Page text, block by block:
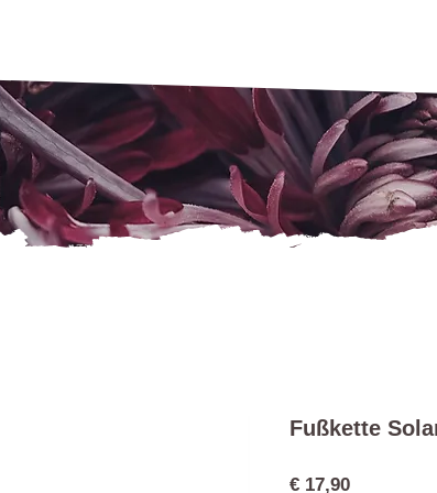
Fußkette
€ 17,90Preis